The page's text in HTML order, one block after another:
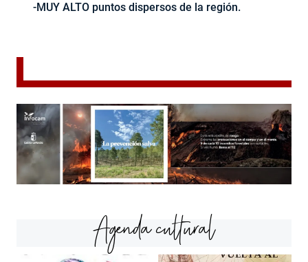
-MUY ALTO puntos dispersos de la región.
Agenda cultural